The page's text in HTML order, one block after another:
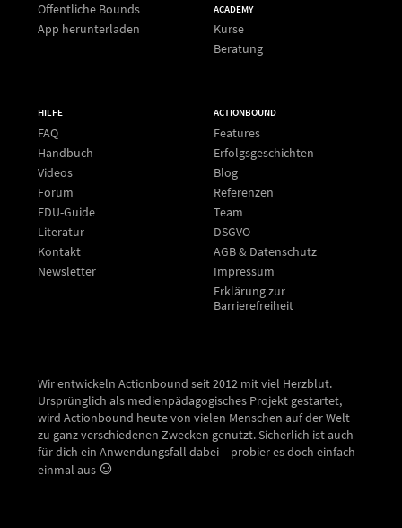
Öffentliche Bounds
App herunterladen
ACADEMY
Kurse
Beratung
HILFE
FAQ
Handbuch
Videos
Forum
EDU-Guide
Literatur
Kontakt
Newsletter
ACTIONBOUND
Features
Erfolgsgeschichten
Blog
Referenzen
Team
DSGVO
AGB & Datenschutz
Impressum
Erklärung zur
Barrierefreiheit
Wir entwickeln Actionbound seit 2012 mit viel Herzblut.
Ursprünglich als medienpädagogisches Projekt gestartet,
wird Actionbound heute von vielen Menschen auf der Welt
zu ganz verschiedenen Zwecken genutzt. Sicherlich ist auch
für dich ein Anwendungsfall dabei – probier es doch einfach
einmal aus